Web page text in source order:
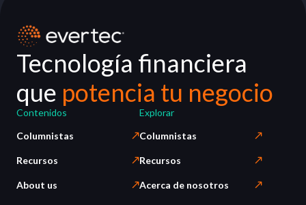
Tecnología financiera
que potencia tu negocio
Contenidos
Columnistas
Recursos
About us
Explorar
Columnistas
Recursos
Acerca de nosotros